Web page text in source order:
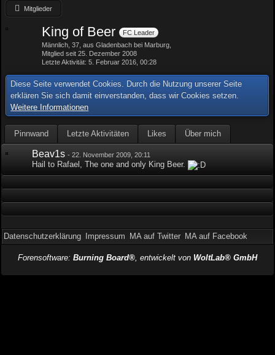
Mitglieder
King of Beer FC Leader
Männlich 37 aus Gladenbach bei Marburg
Mitglied seit 25. Dezember 2008
Letzte Aktivität 5. Februar 2016, 00:28
Diese Seite verwendet Cookies. Durch die Nutzung unserer Seite
erklären Sie sich damit einverstanden, dass wir Cookies setzen.
Weitere Informationen
Pinnwand Letzte Aktivitäten Likes Über mich
Beav1s -22. November 2009, 20:11
Hail to Rafael, The one and only King Beer.
Datenschutzerklärung Impressum MA auf Twitter MA auf Facebook
Forensoftware: Burning Board®, entwickelt von WoltLab® GmbH